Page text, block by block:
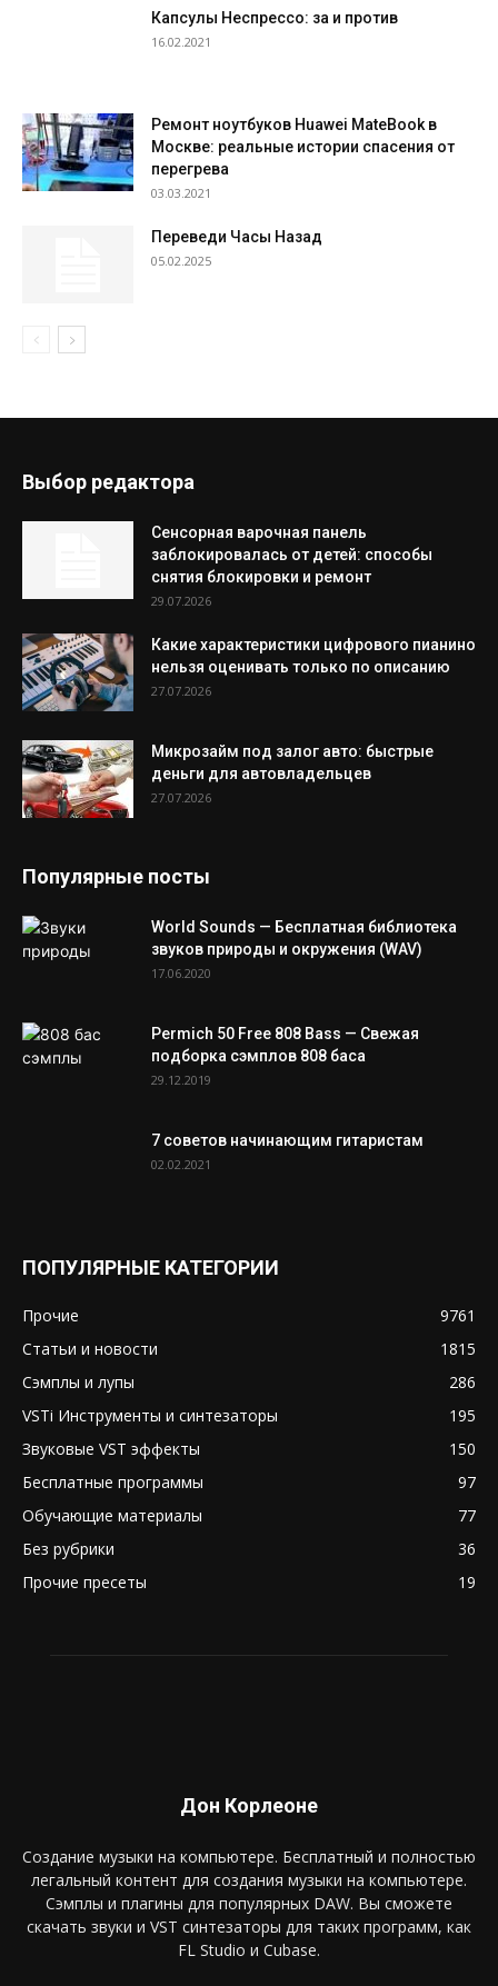
Капсулы Неспрессо: за и против
16.02.2021
Ремонт ноутбуков Huawei MateBook в
Москве: реальные истории спасения от
перегрева
03.03.2021
Переведи Часы Назад
05.02.2025
Выбор редактора
Сенсорная варочная панель
заблокировалась от детей: способы
снятия блокировки и ремонт
29.07.2026
Какие характеристики цифрового пианино
нельзя оценивать только по описанию
27.07.2026
Микрозайм под залог авто: быстрые
деньги для автовладельцев
27.07.2026
Популярные посты
World Sounds — Бесплатная библиотека
звуков природы и окружения (WAV)
17.06.2020
Permich 50 Free 808 Bass — Свежая
подборка сэмплов 808 баса
29.12.2019
7 советов начинающим гитаристам
02.02.2021
ПОПУЛЯРНЫЕ КАТЕГОРИИ
Прочие
9761
Статьи и новости
1815
Сэмплы и лупы
286
VSTi Инструменты и синтезаторы
195
Звуковые VST эффекты
150
Бесплатные программы
97
Обучающие материалы
77
Без рубрики
36
Прочие пресеты
19
Дон Корлеоне
Создание музыки на компьютере. Бесплатный и полностью
легальный контент для создания музыки на компьютере.
Сэмплы и плагины для популярных DAW. Вы сможете
скачать звуки и VST синтезаторы для таких программ, как
FL Studio и Cubase.